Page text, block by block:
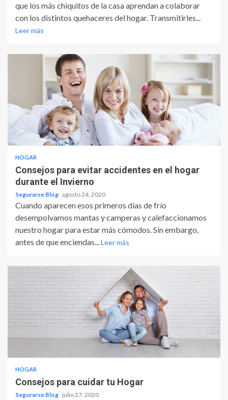
que los más chiquitos de la casa aprendan a colaborar
con los distintos quehaceres del hogar. Transmitirles...
Leer más
HOGAR
Consejos para evitar accidentes en el hogar
durante el Invierno
Segurarse Blog agosto 24, 2020
Cuando aparecen esos primeros días de frío
desempolvamos mantas y camperas y calefaccionamos
nuestro hogar para estar más cómodos. Sin embargo,
antes de que enciendas...Leer más
HOGAR
Consejos para cuidar tu Hogar
Segurarse Blog julio 27, 2020